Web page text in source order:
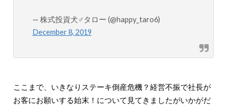
— 株式投資犬♂タロー (@happy_taro6)
December 8, 2019
ここまで、いきなりステーキ倒産危機？経営不振で社長が
お客にお願いする始末！について見てきましたがいかがだ